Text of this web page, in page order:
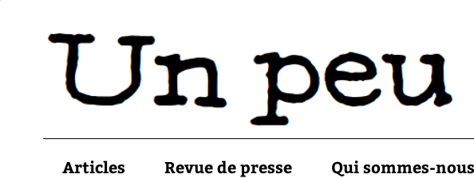
Articles Revue de presse Qui sommes-